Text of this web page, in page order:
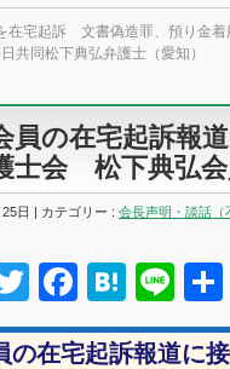
在宅起訴 文書偽造罪、預り金着
共同松下典弘弁護士（愛知）
員の在宅起訴報
士会 松下典弘
日 | カテゴリー : 会長声明・談話（
TwitterFacebook
Hatena
Line
の在宅起訴報道に